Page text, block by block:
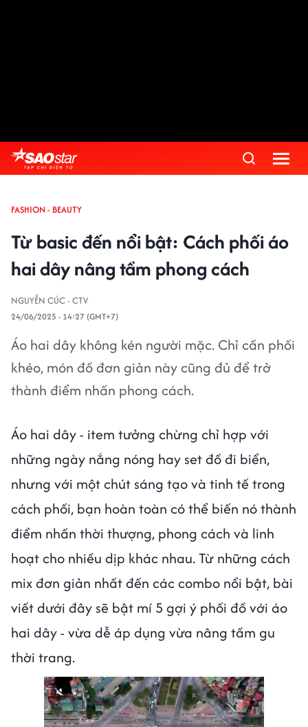
FASHION - BEAUTY
Từ basic đến nổi bật: Cách phối áo
hai dây nâng tầm phong cách
NGUYỄN CÚC - CTV
24/06/2025 - 14:27 (GMT+7)
Áo hai dây không kén người mặc. Chỉ cần phối
khéo, món đồ đơn giản này cũng đủ để trở
thành điểm nhấn phong cách.
Áo hai dây - item tưởng chừng chỉ hợp với
những ngày nắng nóng hay set đồ đi biển,
nhưng với một chút sáng tạo và tinh tế trong
cách phối, bạn hoàn toàn có thể biến nó thành
điểm nhấn thời thượng, phong cách và linh
hoạt cho nhiều dịp khác nhau. Từ những cách
mix đơn giản nhất đến các combo nổi bật, bài
viết dưới đây sẽ bật mí 5 gợi ý phối đồ với áo
hai dây - vừa dễ áp dụng vừa nâng tầm gu
thời trang.